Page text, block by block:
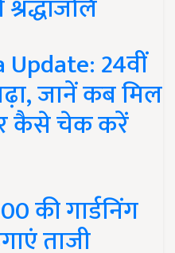
Update: 24वीं
जानें कब मिल
कैसे चेक करें
की गार्डनिंग
ताजी